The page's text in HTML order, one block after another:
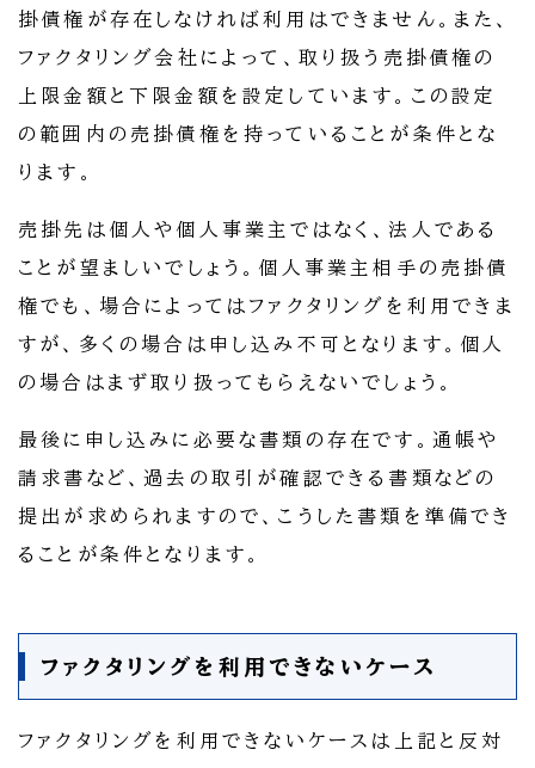
掛債権が存在しなければ利用はできません。また、
ファクタリング会社によって、取り扱う売掛債権の
上限金額と下限金額を設定しています。この設定
の範囲内の売掛債権を持っていることが条件とな
ります。
売掛先は個人や個人事業主ではなく、法人である
ことが望ましいでしょう。個人事業主相手の売掛債
権でも、場合によってはファクタリングを利用できま
すが、多くの場合は申し込み不可となります。個人
の場合はまず取り扱ってもらえないでしょう。
最後に申し込みに必要な書類の存在です。通帳や
請求書など、過去の取引が確認できる書類などの
提出が求められますので、こうした書類を準備でき
ることが条件となります。
ファクタリングを利用できないケース
ファクタリングを利用できないケースは上記と反対